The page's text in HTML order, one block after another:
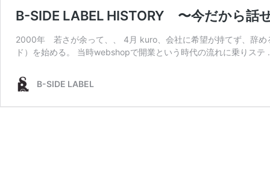
B-SIDE LABEL HISTORY 〜今だから話
2000年 若さが余って、、 4月 kuro、会社に希望が持てず、辞め
ド）を始める。 当時webshopで開業という時代の流れに乗りス
B-SIDE LABEL